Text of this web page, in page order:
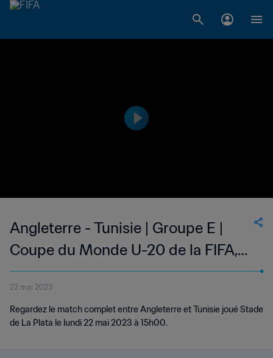
Angleterre - Tunisie | Groupe E |
Coupe du Monde U-20 de la FIFA,
Argentine 2023™ | Replay
22 mai 2023
Regardez le match complet entre Angleterre et Tunisie joué Stade
de La Plata le lundi 22 mai 2023 à 15h00.